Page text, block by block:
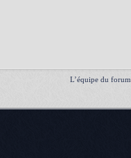
L’équipe du forum